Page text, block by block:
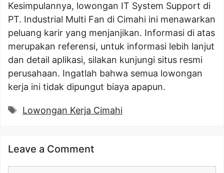
Kesimpulannya, lowongan IT System Support di
PT. Industrial Multi Fan di Cimahi ini menawarkan
peluang karir yang menjanjikan. Informasi di atas
merupakan referensi, untuk informasi lebih lanjut
dan detail aplikasi, silakan kunjungi situs resmi
perusahaan. Ingatlah bahwa semua lowongan
kerja ini tidak dipungut biaya apapun.
Tags
Lowongan Kerja Cimahi
Leave a Comment